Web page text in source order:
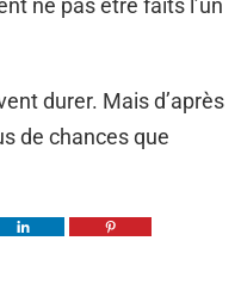
durer. Mais d’après
de chances que